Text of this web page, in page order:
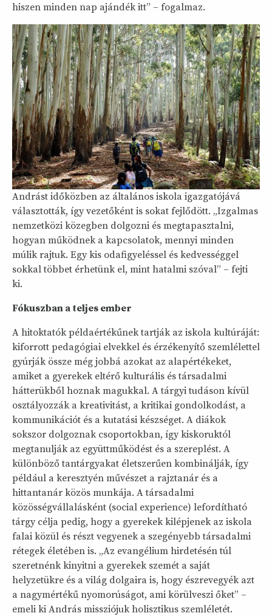
hiszen minden nap ajándék itt” – fogalmaz.
Andrást időközben az általános iskola igazgatójává
választották, így vezetőként is sokat fejlődött. „Izgalmas
nemzetközi közegben dolgozni és megtapasztalni,
hogyan működnek a kapcsolatok, mennyi minden
múlik rajtuk. Egy kis odafigyeléssel és kedvességgel
sokkal többet érhetünk el, mint hatalmi szóval” – fejti
ki.
Fókuszban a teljes ember
A hitoktatók példaértékűnek tartják az iskola kultúráját:
kiforrott pedagógiai elvekkel és érzékenyítő szemlélettel
gyúrják össze még jobbá azokat az alapértékeket,
amiket a gyerekek eltérő kulturális és társadalmi
hátterükből hoznak magukkal. A tárgyi tudáson kívül
osztályozzák a kreativitást, a kritikai gondolkodást, a
kommunikációt és a kutatási készséget. A diákok
sokszor dolgoznak csoportokban, így kiskoruktól
megtanulják az együttműködést és a szereplést. A
különböző tantárgyakat életszerűen kombinálják, így
például a keresztyén művészet a rajztanár és a
hittantanár közös munkája. A társadalmi
közösségvállalásként (social experience) lefordítható
tárgy célja pedig, hogy a gyerekek kilépjenek az iskola
falai közül és részt vegyenek a szegényebb társadalmi
rétegek életében is. „Az evangélium hirdetésén túl
szeretnénk kinyitni a gyerekek szemét a saját
helyzetükre és a világ dolgaira is, hogy észrevegyék azt
a nagymértékű nyomorúságot, ami körülveszi őket” –
emeli ki András missziójuk holisztikus szemléletét.